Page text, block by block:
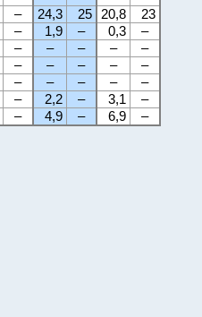
– 24,3 25 20,8
23
– 1,9 – 0,3
–
– – – –
–
– – – –
–
– – – –
–
– 2,2 – 3,1
–
– 4,9 – 6,9 –